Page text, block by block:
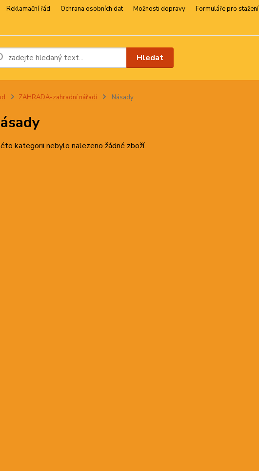
Reklamační řád Ochrana osobních dat Možnosti dopravy
Formuláře pro stažení
Hledat
ZAHRADA-zahradní nářadí Násady
kategorii nebylo nalezeno žádné zboží.